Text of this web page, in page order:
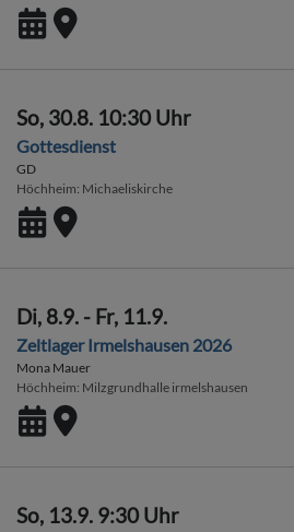
So, 30.8. 10:30 Uhr
Gottesdienst
GD
Höchheim Michaeliskirche
Di, 8.9. - Fr, 11.9.
Zeltlager Irmelshausen 2026
Mona Mauer
Höchheim Milzgrundhalle irmelshausen
So, 13.9. 9:30 Uhr